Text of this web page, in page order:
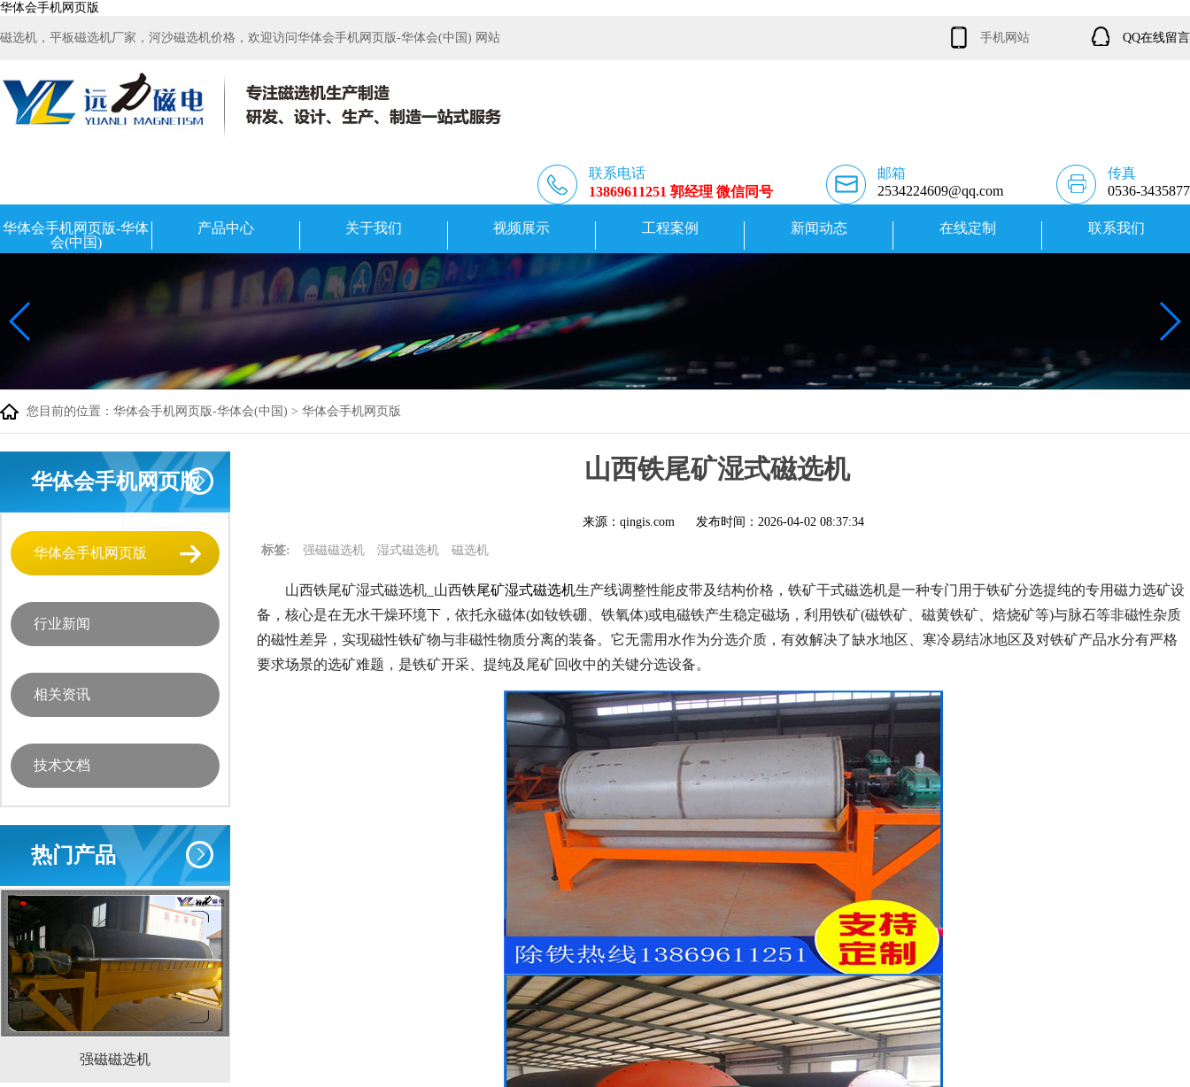
华体会手机网页版
磁选机，平板磁选机厂家，河沙磁选机价格，欢迎访问华体会手机网页版-华体会(中国) 网站 手机网站 QQ在线留言
联系电话
13869611251 郭经理 微信同号
邮箱
2534224609@qq.com
传真
0536-3435877
华体会手机网页版-华体
会(中国)
产品中心 关于我们 视频展示 工程案例 新闻动态 在线定制 联系我们
您目前的位置： 华体会手机网页版-华体会(中国) > 华体会手机网页版
华体会手机网页版
华体会手机网页版
行业新闻
相关资讯
技术文档
热门产品
强磁磁选机 稀土永磁辊式强磁选机 RCT系列全磁永磁滚筒
山西铁尾矿湿式磁选机
来源：qingis.com 发布时间： 2026-04-02 08:37:34
标签: 强磁磁选机 湿式磁选机 磁选机
山西铁尾矿湿式磁选机_山西铁尾矿湿式磁选机生产线调整性能皮带及结构价格， 铁矿干式磁选机是一种专门用于铁矿分选提纯的专用磁力选矿设
备，核心是在无水干燥环境下，依托永磁体(如钕铁硼、铁氧体)或电磁铁产生稳定磁场，利用铁矿(磁铁矿、磁黄铁矿、焙烧矿等)与脉石等非磁性杂质
的磁性差异，实现磁性铁矿物与非磁性物质分离的装备。它无需用水作为分选介质，有效解决了缺水地区、寒冷易结冰地区及对铁矿产品水分有严格
要求场景的选矿难题，是铁矿开采、提纯及尾矿回收中的关键分选设备。